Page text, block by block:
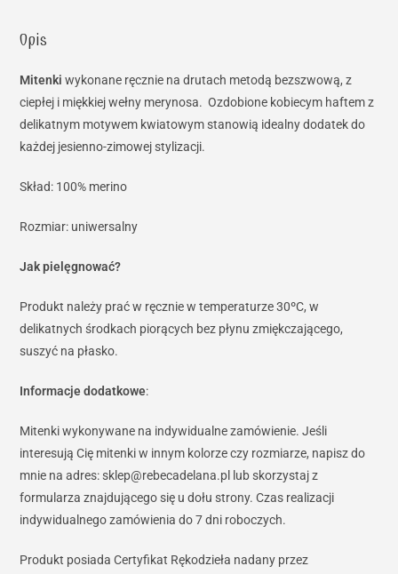
Opis
Mitenki wykonane ręcznie na drutach metodą bezszwową, z
ciepłej i miękkiej wełny merynosa. Ozdobione kobiecym haftem z
delikatnym motywem kwiatowym stanowią idealny dodatek do
każdej jesienno-zimowej stylizacji.
Skład: 100% merino
Rozmiar: uniwersalny
Jak pielęgnować?
Produkt należy prać w ręcznie w temperaturze 30ºC, w
delikatnych środkach piorących bez płynu zmiękczającego,
suszyć na płasko.
Informacje dodatkowe:
Mitenki wykonywane na indywidualne zamówienie. Jeśli
interesują Cię mitenki w innym kolorze czy rozmiarze, napisz do
mnie na adres: sklep@rebecadelana.pl lub skorzystaj z
formularza znajdującego się u dołu strony. Czas realizacji
indywidualnego zamówienia do 7 dni roboczych.
Produkt posiada Certyfikat Rękodzieła nadany przez